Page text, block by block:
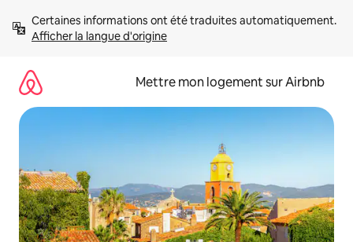
directement
Afficher la langue d'origine
Mettre mon logement sur Airbnb